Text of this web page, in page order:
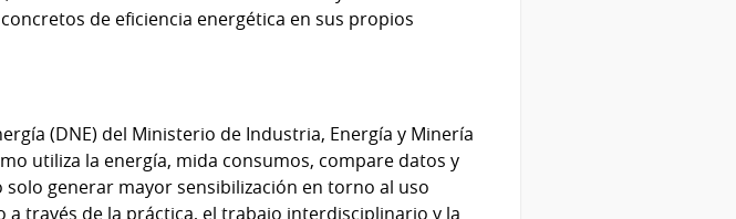
de eficiencia energética en sus propios
(DNE) del Ministerio de Industria, Energía y Minería
utiliza la energía, mida consumos, compare datos y
generar mayor sensibilización en torno al uso
través de la práctica, el trabajo interdisciplinario y la